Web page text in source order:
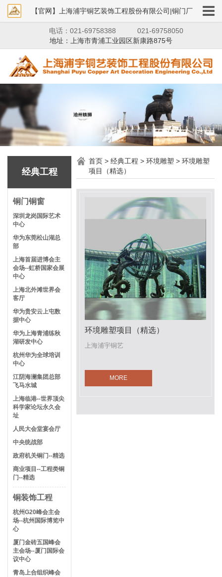
电话：021-69758388
021-69758050
地址：上海市青浦工业园区新康路875号
经典工程
铜门铜窗
深圳龙岗国际艺术
中心
华为东莞松山湖总
部
上海首届进博会主
会场--虹桥国家会展
中心
上海北外滩世界会
客厅
华为贵安云上屯数
据中心
华为上海青浦练秋
湖研发中心
杭州华为全球培训
中心
江阴海澜集团总部
飞马水城
上海临港--世界顶尖
科学家论坛永久会
址
人民大会堂宴会厅
中央统战部
政府机关铜门--精选
商业项目--工程类铜
门--精选
铜装饰工程
杭州G20峰会主会
场--杭州国际博览中
心
厦门金砖五国峰会
主会场--厦门国际会
议中心
青岛上合组织峰会
首页 >经典工程 >环境雕塑 >环境雕塑
项目（精选）
环境雕塑项目（精选）
上海浦宇铜艺
MORE
【官网】上海浦宇铜艺装饰工程股份有限公司|铜门厂
家|铜狮子|铜艺装饰